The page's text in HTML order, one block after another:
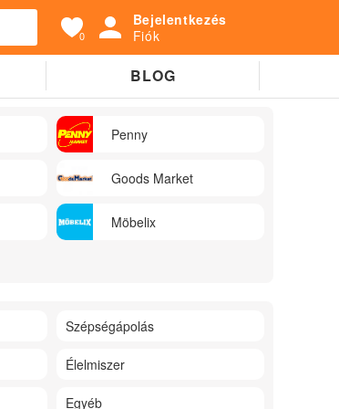
0
Bejelentkezés
Fiók
BLOG
Penny
Goods Market
Möbelix
Szépségápolás
Élelmiszer
Egyéb